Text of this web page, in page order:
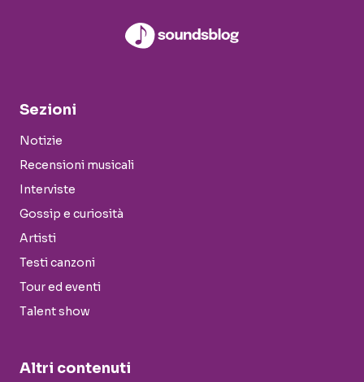
Sezioni
Notizie
Recensioni musicali
Interviste
Gossip e curiosità
Artisti
Testi canzoni
Tour ed eventi
Talent show
Altri contenuti